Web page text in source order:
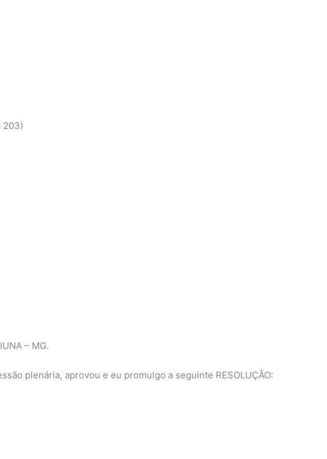
203)
– MG.
plenária, aprovou e eu promulgo a seguinte RESOLUÇÃO: